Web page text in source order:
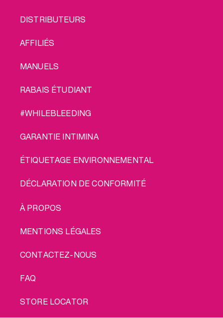
FOOTER
DISTRIBUTEURS
AFFILIÉS
MANUELS
RABAIS ÉTUDIANT
#WHILEBLEEDING
GARANTIE INTIMINA
ÉTIQUETAGE ENVIRONNEMENTAL
DÉCLARATION DE CONFORMITÉ
LEGAL
À PROPOS
MENTIONS LÉGALES
CONTACTEZ-NOUS
FAQ
STORE LOCATOR